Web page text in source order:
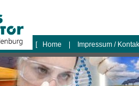
[ Home Impressum /